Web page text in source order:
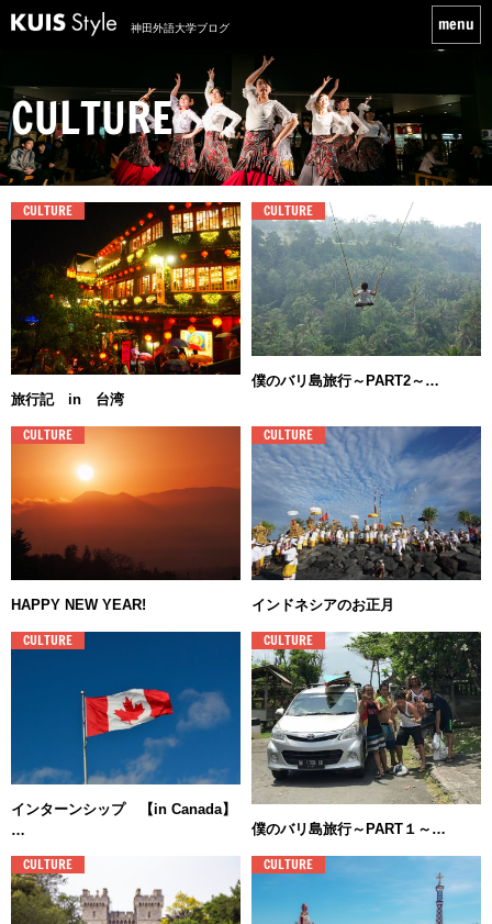
神田外語大学ブログ
CULTURE
CULTURE
旅行記 in 台湾
CULTURE
僕のバリ島旅行～PART2～…
CULTURE
HAPPY NEW YEAR!
CULTURE
インドネシアのお正月
CULTURE
インターンシップ 【in Canada】
…
CULTURE
僕のバリ島旅行～PART１～…
CULTURE CULTURE